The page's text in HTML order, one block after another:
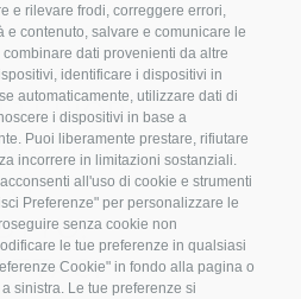
e rilevare frodi, correggere errori,
e contenuto, salvare e comunicare le
dati provenienti da altre
identificare i dispositivi in
automaticamente, utilizzare dati di
i dispositivi in base a
Puoi liberamente prestare, rifiutare
incorrere in limitazioni sostanziali.
all'uso di cookie e strumenti
Preferenze" per personalizzare le
senza cookie non
le tue preferenze in qualsiasi
Cookie" in fondo alla pagina o
sinistra. Le tue preferenze si
SU